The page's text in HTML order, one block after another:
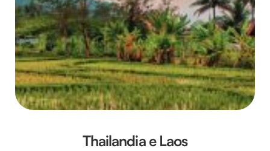
Thailandia e Laos